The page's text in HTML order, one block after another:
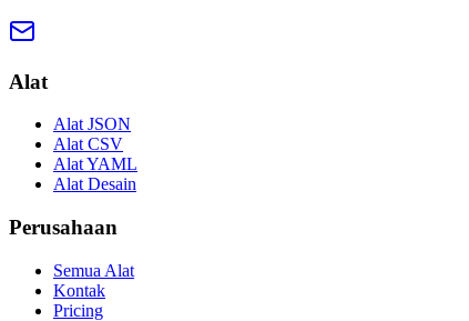
Alat
Alat JSON
Alat CSV
Alat YAML
Alat Desain
Perusahaan
Semua Alat
Kontak
Pricing